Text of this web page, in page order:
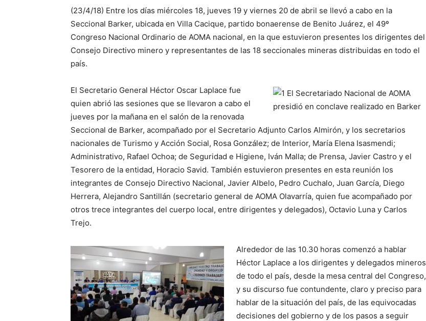
(23/4/18) Entre los días miércoles 18, jueves 19 y viernes 20 de abril se llevó a cabo en la
Seccional Barker, ubicada en Villa Cacique, partido bonaerense de Benito Juárez, el 49º
Congreso Nacional Ordinario de AOMA nacional, en la que estuvieron presentes los dirigentes del
Consejo Directivo minero y representantes de las 18 seccionales mineras distribuidas en todo el
país.
El Secretario General Héctor Oscar Laplace fue
quien abrió las sesiones que se llevaron a cabo el
jueves por la mañana en el salón de la renovada
Seccional de Barker, acompañado por el Secretario Adjunto Carlos Almirón, y los secretarios
nacionales de Turismo y Acción Social, Rosa González; de Interior, María Elena Isasmendi;
Administrativo, Rafael Ochoa; de Seguridad e Higiene, Iván Malla; de Prensa, Javier Castro y el
Tesorero de la entidad, Horacio Savid. También estuvieron presentes en esta reunión los
integrantes de Consejo Directivo Nacional, Javier Albelo, Pedro Cuchalo, Juan García, Diego
Herrera, Alejandro Santillán (secretario general de AOMA Olavarría, quien fue acompañado por
otros trece integrantes del cuerpo local, entre dirigentes y delegados), Octavio Luna y Carlos
Trejo.
Alrededor de las 10.30 horas comenzó a hablar
Héctor Laplace a los dirigentes y delegados mineros
de todo el país, desde la mesa central del Congreso,
y su discurso fue contundente, claro y preciso para
hablar de la situación del país, de las equivocadas
decisiones del gobierno y de los pasos a seguir